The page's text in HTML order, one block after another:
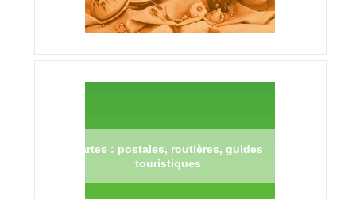
Cartes : postales, routières, guides
touristiques